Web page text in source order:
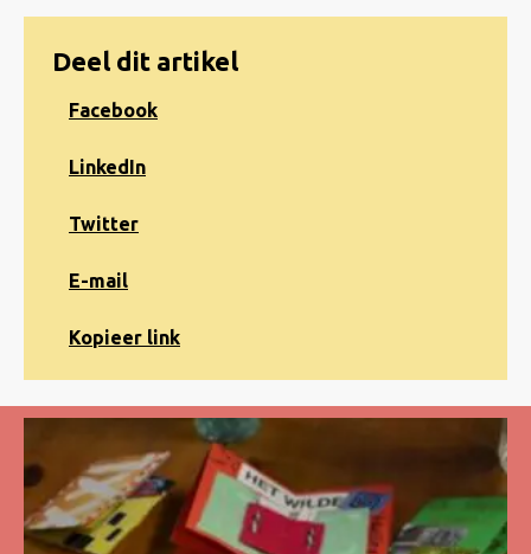
Deel dit artikel
Share
Facebook
Facebook
Share
LinkedIn
LinkedIn
Share
Twitter
Twitter
Share
e-
E-mail
Kopiëren
Kopieer link